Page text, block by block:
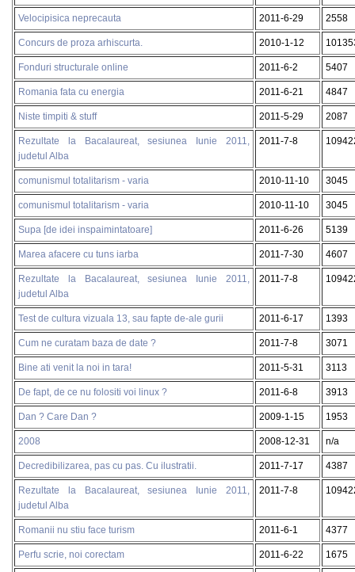
Velocipisica neprecauta 2011-6-29 2558
Concurs de proza arhiscurta. 2010-1-12
Fonduri structurale online 2011-6-2 5407
Romania fata cu energia 2011-6-21 4847
Niste timpiti & stuff 2011-5-29 2087
Rezultate la Bacalaureat, sesiunea Iunie 2011,
judetul Alba
2011-7-8
comunismul totalitarism - varia 2010-11-10 3045
comunismul totalitarism - varia 2010-11-10 3045
Supa [de idei inspaimintatoare] 2011-6-26 5139
Marea afacere cu tuns iarba 2011-7-30 4607
Rezultate la Bacalaureat, sesiunea Iunie 2011,
judetul Alba
2011-7-8
Test de cultura vizuala 13, sau fapte de-ale gurii 2011-6-17 1393
Cum ne curatam baza de date ? 2011-7-8 3071
Bine ati venit la noi in tara! 2011-5-31 3113
De fapt, de ce nu folositi voi linux ? 2011-6-8 3913
Dan ? Care Dan ? 2009-1-15 1953
2008 2008-12-31 n/a
Decredibilizarea, pas cu pas. Cu ilustratii. 2011-7-17 4387
Rezultate la Bacalaureat, sesiunea Iunie 2011,
judetul Alba
2011-7-8
Romanii nu stiu face turism 2011-6-1 4377
Perfu scrie, noi corectam 2011-6-22 1675